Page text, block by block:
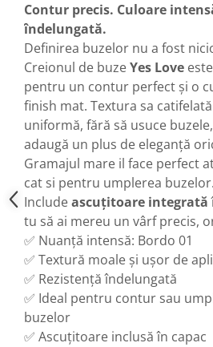
Contur precis. Culoare
îndelungată.
Definirea buzelor nu a fost
Creionul de buzeYes Love
pentru un contur perfect și o
finish mat. Textura sa
uniformă, fără să usuce
adaugă un plus de eleganță
Gramajul mare il face perfect
cat si pentru umplerea buzelor.
Includeascuțitoare integrată
tu să ai mereu un vârf precis,
✅ Nuanță intensă: Bordo 01
✅ Textură moale și ușor de
✅ Rezistență îndelungată
✅ Ideal pentru contur sau
buzelor
✅ Ascuțitoare inclusă în capac